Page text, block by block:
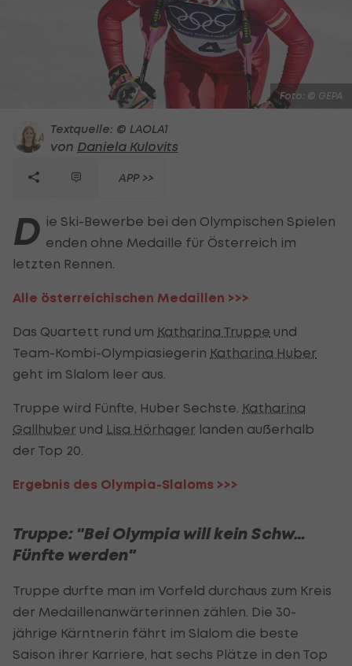
Foto: © GEPA
Textquelle: © LAOLA1
von Daniela Kulovits
APP >>
D ie Ski-Bewerbe bei den Olympischen Spielen
enden ohne Medaille für Österreich im
letzten Rennen.
Alle österreichischen Medaillen >>>
Das Quartett rund um Katharina Truppe und
Team-Kombi-Olympiasiegerin Katharina Huber
geht im Slalom leer aus.
Truppe wird Fünfte, Huber Sechste. Katharina
Gallhuber und Lisa Hörhager landen außerhalb
der Top 20.
Ergebnis des Olympia-Slaloms >>>
Truppe: "Bei Olympia will kein Schw…
Fünfte werden"
Truppe durfte man im Vorfeld durchaus zum Kreis
der Medaillenanwärterinnen zählen. Die 30-
jährige Kärntnerin fährt im Slalom die beste
Saison ihrer Karriere, hat sechs Plätze in den Top